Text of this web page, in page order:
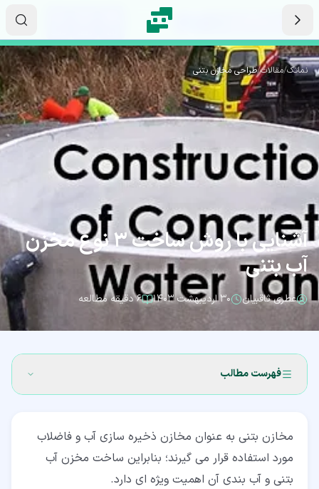
نماتک/مقالات/طراحی مخازن بتنی
آشنایی با روش ساخت 3 نوع مخزن
آب بتنی
عطری ثاقبیان ۳۰ اردیبهشت ۱۴۰۳ ۶ دقیقه مطالعه
فهرست مطالب
Tank)
۲‏- ساخت مخزن آب بتنی مستطیل شکل
مخازن بتنی به عنوان مخازن ذخیره سازی آب و فاضلاب
مورد استفاده قرار می گیرند؛ بنابراین ساخت مخزن آب
بتنی و آب بندی آن اهمیت ویژه ای دارد.